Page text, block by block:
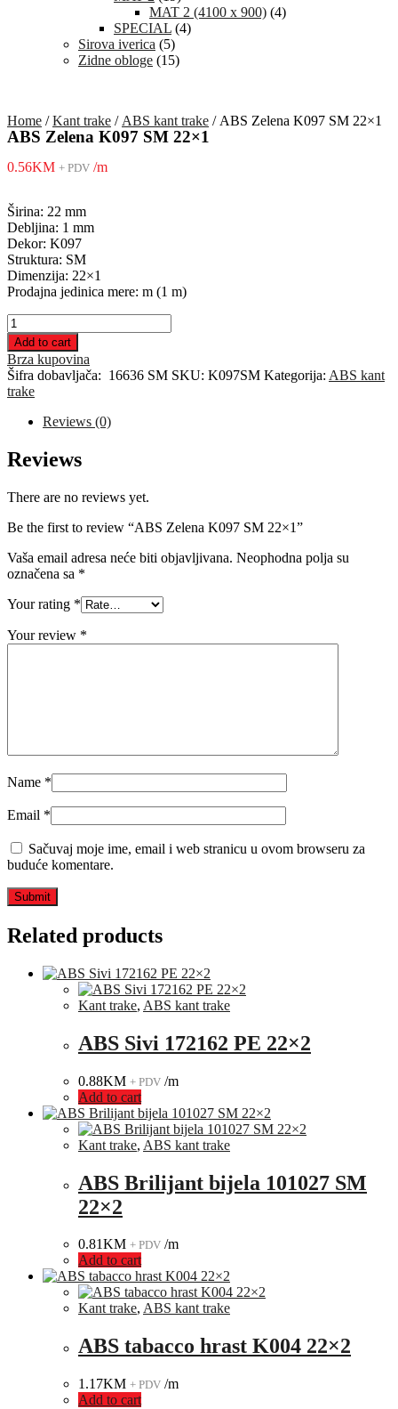
MAT 2 (4100 x 900) (4)
SPECIAL (4)
Sirova iverica (5)
Zidne obloge (15)
Home /Kant trake / ABS kant trake / ABS Zelena K097 SM 22×1
ABS Zelena K097 SM 22×1
0.56KM + PDV /m
Širina: 22 mm
Debljina: 1 mm
Dekor: K097
Struktura: SM
Dimenzija: 22×1
Prodajna jedinica mere: m (1 m)
ABS
Zelena
K097
SM
22x1
quantity
Add to cart
Brza kupovina
Šifra dobavljača: 16636 SM SKU: K097SM Kategorija: ABS kant
trake
Reviews (0)
Reviews
There are no reviews yet.
Be the first to review “ABS Zelena K097 SM 22×1”
Vaša email adresa neće biti objavljivana. Neophodna polja su
označena sa *
Your rating *
Your review *
Name *
Email *
Sačuvaj moje ime, email i web stranicu u ovom browseru za
buduće komentare.
Related products
Kant trake, ABS kant trake
ABS Sivi 172162 PE 22×2
0.88KM + PDV /m
Add to cart
Kant trake, ABS kant trake
ABS Brilijant bijela 101027 SM
22×2
0.81KM + PDV /m
Add to cart
Kant trake, ABS kant trake
ABS tabacco hrast K004 22×2
1.17KM + PDV /m
Add to cart